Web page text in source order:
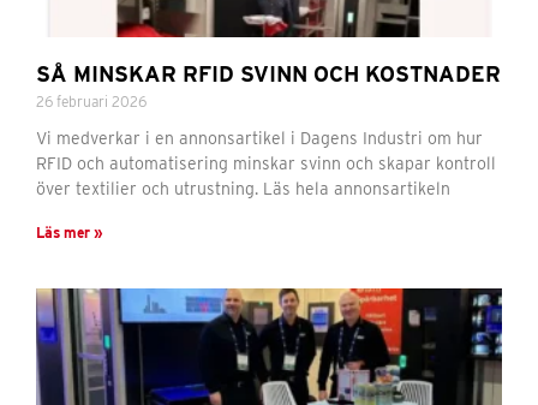
SÅ MINSKAR RFID SVINN OCH KOSTNADER
26 februari 2026
Vi medverkar i en annonsartikel i Dagens Industri om hur
RFID och automatisering minskar svinn och skapar kontroll
över textilier och utrustning. Läs hela annonsartikeln
Läs mer »